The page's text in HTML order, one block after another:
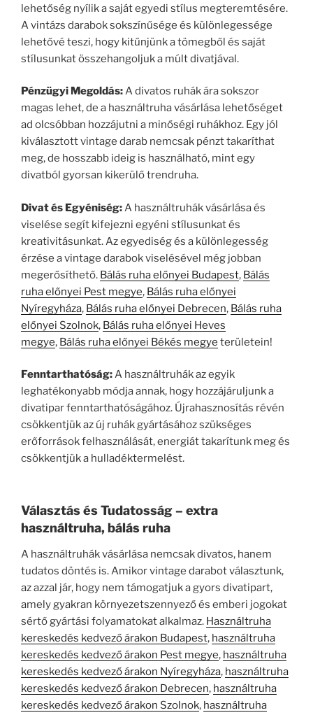
lehetőség nyílik a saját egyedi stílus megteremtésére.
A vintázs darabok sokszínűsége és különlegessége
lehetővé teszi, hogy kitűnjünk a tömegből és saját
stílusunkat összehangoljuk a múlt divatjával.
Pénzügyi Megoldás:A divatos ruhák ára sokszor
magas lehet, de a használtruha vásárlása lehetőséget
ad olcsóbban hozzájutni a minőségi ruhákhoz. Egy jól
kiválasztott vintage darab nemcsak pénzt takaríthat
meg, de hosszabb ideig is használható, mint egy
divatból gyorsan kikerülő trendruha.
Divat és Egyéniség:A használtruhák vásárlása és
viselése segít kifejezni egyéni stílusunkat és
kreativitásunkat. Az egyediség és a különlegesség
érzése a vintage darabok viselésével még jobban
megerősíthető. Bálás ruha előnyei Budapest, Bálás
ruha előnyei Pest megye, Bálás ruha előnyei
Nyíregyháza, Bálás ruha előnyei Debrecen, Bálás ruha
előnyei Szolnok, Bálás ruha előnyei Heves
megye, Bálás ruha előnyei Békés megye területein!
Fenntarthatóság:A használtruhák az egyik
leghatékonyabb módja annak, hogy hozzájáruljunk a
divatipar fenntarthatóságához. Újrahasznosítás révén
csökkentjük az új ruhák gyártásához szükséges
erőforrások felhasználását, energiát takarítunk meg és
csökkentjük a hulladéktermelést.
Választás és Tudatosság – extra
használtruha, bálás ruha
A használtruhák vásárlása nemcsak divatos, hanem
tudatos döntés is. Amikor vintage darabot választunk,
az azzal jár, hogy nem támogatjuk a gyors divatipart,
amely gyakran környezetszennyező és emberi jogokat
sértő gyártási folyamatokat alkalmaz. Használtruha
kereskedés kedvező árakon Budapest, használtruha
kereskedés kedvező árakon Pest megye, használtruha
kereskedés kedvező árakon Nyíregyháza, használtruha
kereskedés kedvező árakon Debrecen, használtruha
kereskedés kedvező árakon Szolnok, használtruha